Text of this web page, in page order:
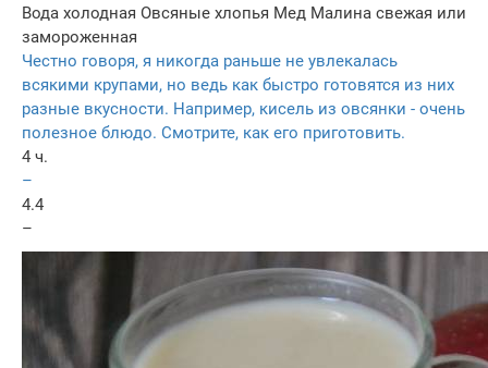
Вода холодная Овсяные хлопья Мед Малина свежая или
замороженная
Честно говоря, я никогда раньше не увлекалась
всякими крупами, но ведь как быстро готовятся из них
разные вкусности. Например, кисель из овсянки - очень
полезное блюдо. Смотрите, как его приготовить.
4 ч.
–
4.4
–